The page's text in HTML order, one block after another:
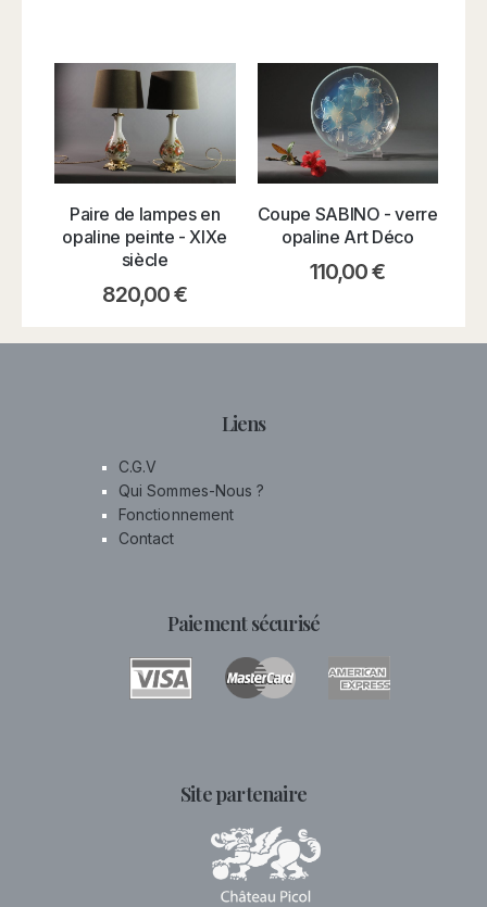
Paire de lampes en
opaline peinte - XIXe
siècle
820,00€
Coupe SABINO - verre
opaline Art Déco
110,00€
Liens
C.G.V
Qui Sommes-Nous ?
Fonctionnement
Contact
Paiement sécurisé
Site partenaire